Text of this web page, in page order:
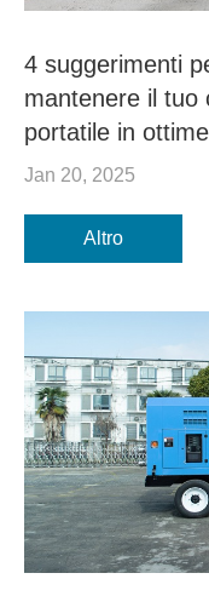
4 suggerimenti
mantenere il tuo
portatile in
Jan 20, 2025
Altro